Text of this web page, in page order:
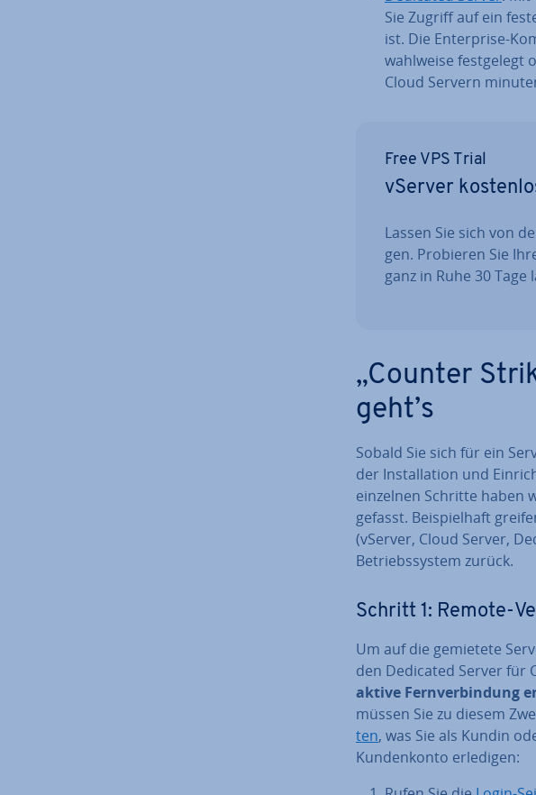
Sie Zugriff auf ein
ist. Die En­ter­pri­se-
wahlweise fest­ge­legt
Cloud Servern
Free VPS Trial
vServer
Lassen Sie sich von
gen. Probieren Sie
ganz in Ruhe 30 Tage
„Counter
geht’s
Sobald Sie sich für ein
der In­stal­la­ti­on und
einzelnen Schritte haben
ge­fasst. Bei­spiel­haft
(vServer, Cloud Server,
Be­triebs­sys­tem zurück.
Schritt 1: Remote-
Um auf die gemietete
den Dedicated Server für
aktive Fern­ver­bin­dung
müssen Sie zu diesem
ten, was Sie als Kundin
Kun­den­kon­to erledigen: